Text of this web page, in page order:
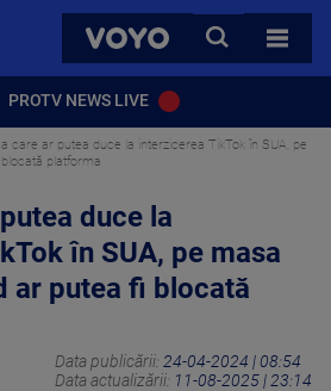
VOYO
CAUTA
TOATE
PROTV NEWS LIVE
care ar putea duce la interzicerea TikTok în SUA, pe
platforma
duce la
în SUA, pe masa
ar putea fi blocată
Data publicării: 24-04-2024 | 08:54
Data actualizării: 11-08-2025 | 23:14